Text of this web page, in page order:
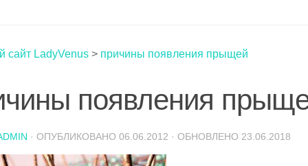
сайт LadyVenus > причины появления прыщей
появления
· ОПУБЛИКОВАНО 06.06.2012 · ОБНОВЛЕНО 23.06.2018